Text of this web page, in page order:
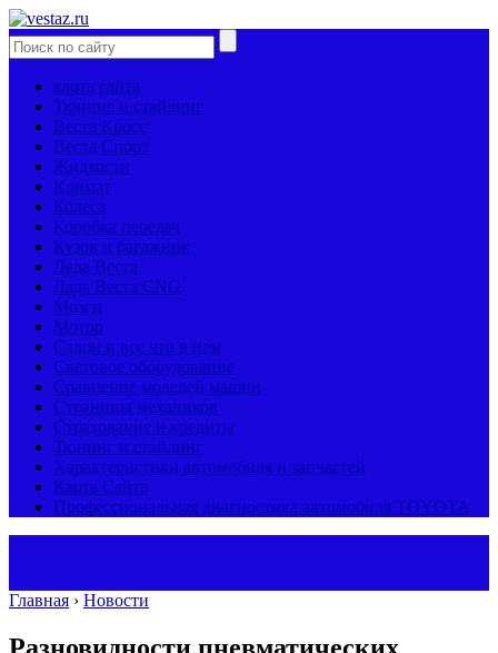
карта сайта
Тюнинг и стайлинг
Веста Кросс
Веста Спорт
Жидкости
Климат
Колеса
Коробка передач
Кузов и багажник
Лада Веста
Лада Веста CNG
Мозги
Мотор
Салон и все что в нем
Световое оборудование
Сравнение моделей машин
Страницы механиков
Страхование и кредиты
Тюнинг и стайлинг
Характеристики автомобиля и запчастей
Карта Сайта
Профессиональная диагностика автомобиля TOYOTA
Главная › Новости